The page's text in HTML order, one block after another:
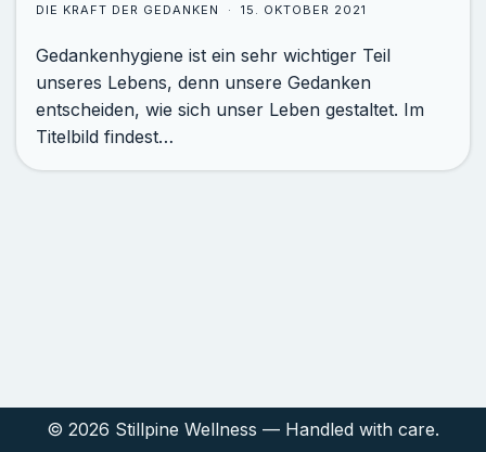
DIE KRAFT DER GEDANKEN 15. OKTOBER 2021
Gedankenhygiene ist ein sehr wichtiger Teil
unseres Lebens, denn unsere Gedanken
entscheiden, wie sich unser Leben gestaltet. Im
Titelbild findest…
© 2026 Stillpine Wellness — Handled with care.